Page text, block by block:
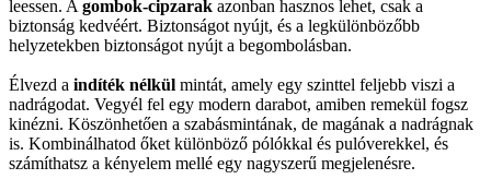
leessen. A gombok-cipzarak azonban hasznos lehet, csak a
biztonság kedvéért. Biztonságot nyújt, és a legkülönbözőbb
helyzetekben biztonságot nyújt a begombolásban.
Élvezd a indíték nélkül mintát, amely egy szinttel feljebb viszi a
nadrágodat. Vegyél fel egy modern darabot, amiben remekül fogsz
kinézni. Köszönhetően a szabásmintának, de magának a nadrágnak
is. Kombinálhatod őket különböző pólókkal és pulóverekkel, és
számíthatsz a kényelem mellé egy nagyszerű megjelenésre.